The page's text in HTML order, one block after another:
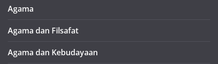
Agama
Agama dan Filsafat
Agama dan Kebudayaan